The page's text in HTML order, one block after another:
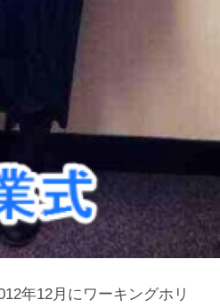
年12月にワーキングホリ